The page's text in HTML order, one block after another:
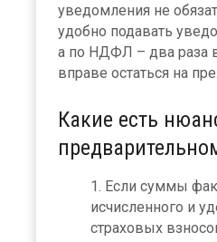
уведомления не
удобно подавать
а по НДФЛ – два раза
вправе остаться на
Какие есть
Если суммы
исчисленного и
страховых